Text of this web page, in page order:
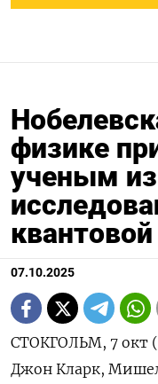
физике
ученым
07.10.2025
СТОКГОЛЬМ, 7 окт
Джон Кларк,